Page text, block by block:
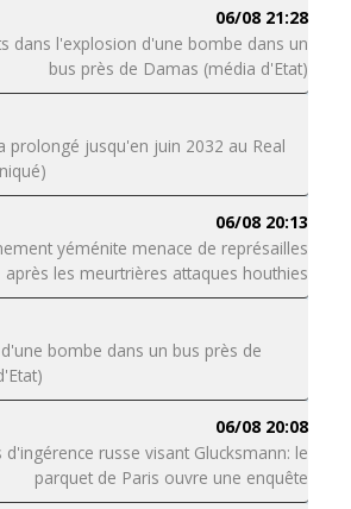
06/08 21:28
dans l'explosion d'une bombe dans un
bus près de Damas (média d'Etat)
prolongé jusqu'en juin 2032 au Real
06/08 20:13
yéménite menace de représailles
après les meurtrières attaques houthies
bombe dans un bus près de
06/08 20:08
d'ingérence russe visant Glucksmann: le
parquet de Paris ouvre une enquête